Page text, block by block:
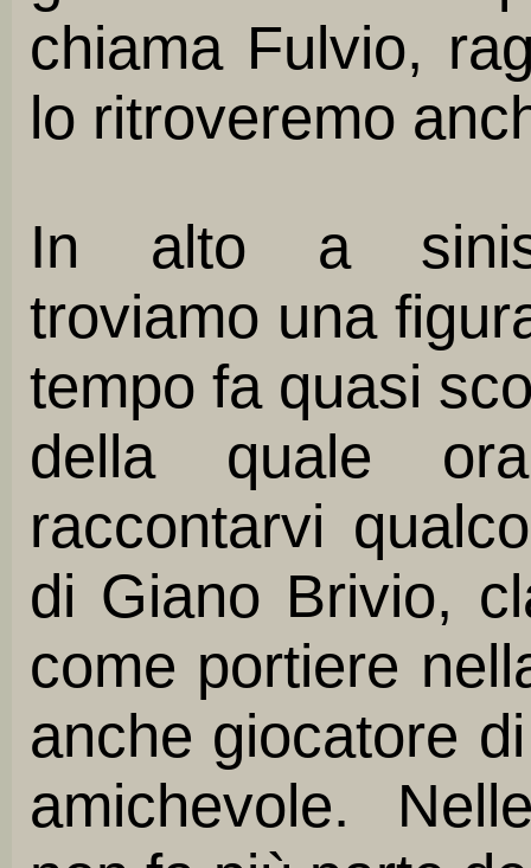
chiama Fulvio,
lo ritroveremo
In alto a
troviamo una
tempo fa quasi
della quale
raccontarvi
di Giano Brivio,
come portiere
anche giocatore
amichevole.